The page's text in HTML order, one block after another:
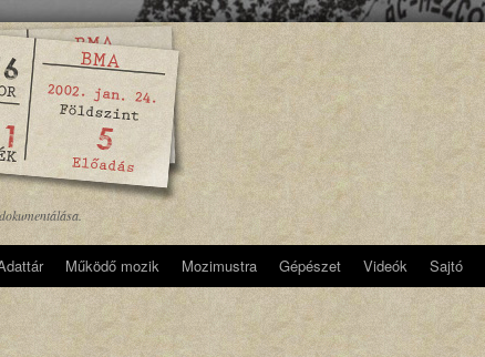
Működő mozik Mozimustra Gépészet Videók Sajtó